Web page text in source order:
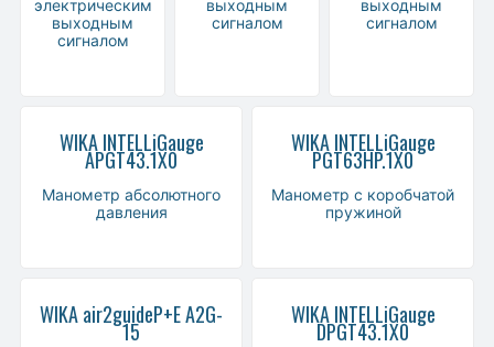
электрическим
выходным
сигналом
выходным
сигналом
выходным
сигналом
WIKA INTELLiGauge
APGT43.1X0
Манометр абсолютного
давления
WIKA INTELLiGauge
PGT63HP.1X0
Манометр с коробчатой
пружиной
WIKA air2guideP+E A2G-
15
WIKA INTELLiGauge
DPGT43.1X0